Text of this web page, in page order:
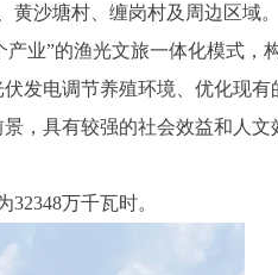
沙塘村、缠岗村及周边区域。
业”的渔光文旅一体化模式，
发电调节养殖环境、优化现有
，具有较强的社会效益和人文
万千瓦时。